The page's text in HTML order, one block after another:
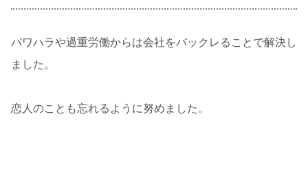
パワハラや過重労働からは会社をバックレることで解決し
ました。
恋人のことも忘れるように努めました。